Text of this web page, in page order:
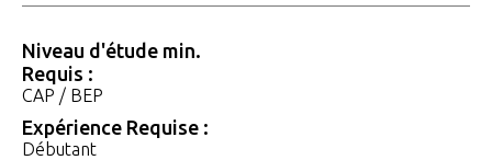
Niveau d'étude min.
Requis :
CAP / BEP
Expérience Requise :
Débutant